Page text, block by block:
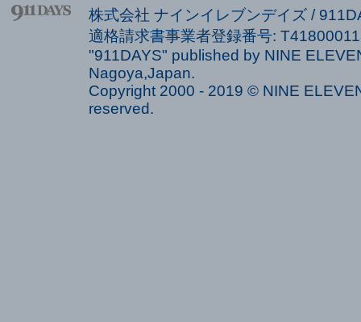
株式会社 ナインイレブンデイズ /
適格請求書事業者登録番号:
"911DAYS" published by NINE
Nagoya,Japan.
Copyright 2000 - 2019 © NINE
reserved.